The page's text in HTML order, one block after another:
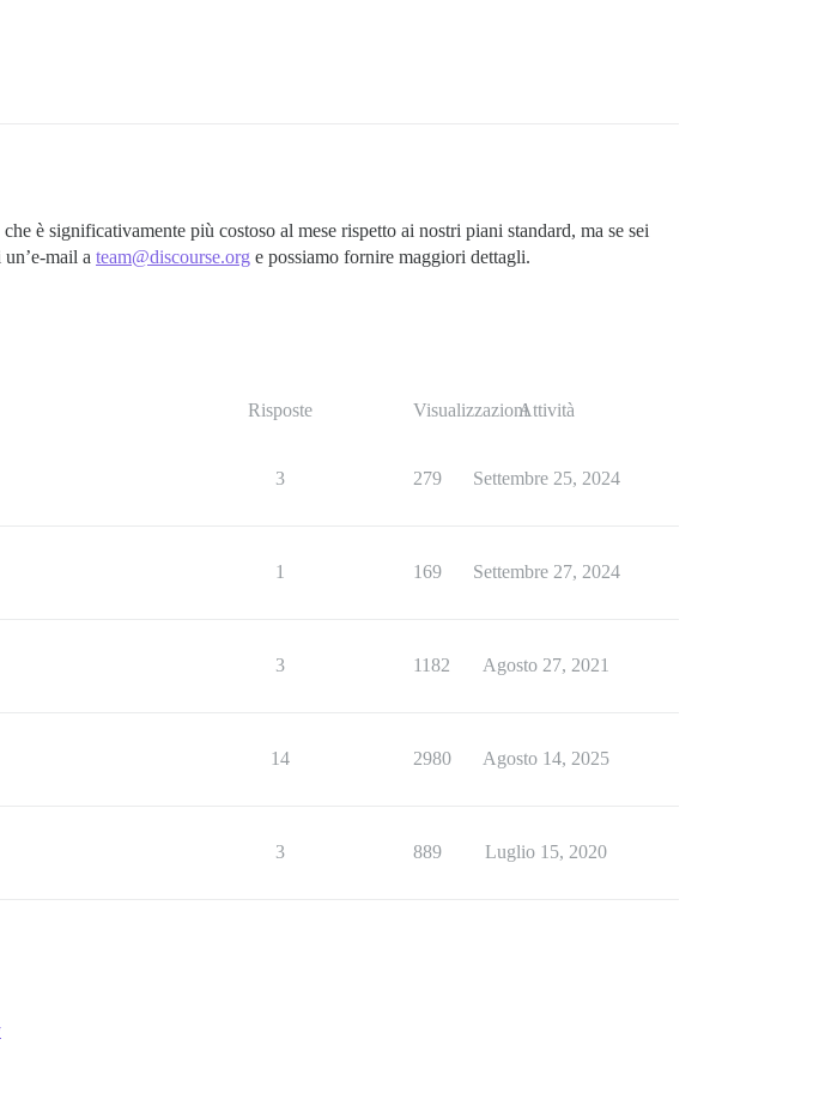
è significativamente più costoso al mese rispetto ai nostri piani standard, ma se sei
mail a team@discourse.org e possiamo fornire maggiori dettagli.
Risposte VisualizzazioniAttività
3 279 Settembre 25, 2024
1 169 Settembre 27, 2024
3 1182 Agosto 27, 2021
14 2980 Agosto 14, 2025
3 889 Luglio 15, 2020